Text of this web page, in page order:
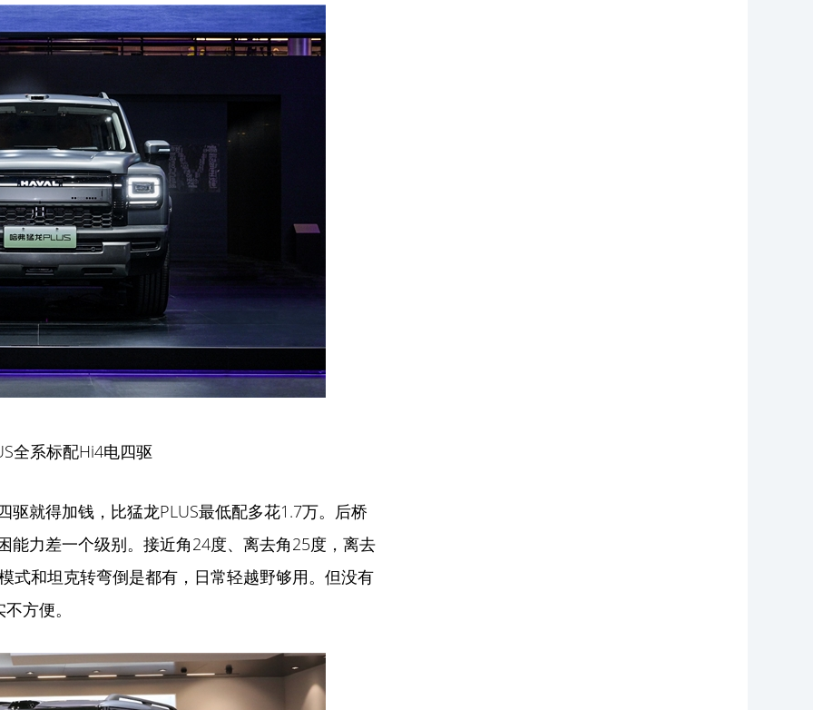
全系标配Hi4电四驱
驱就得加钱，比猛龙PLUS最低配多花1.7万。后桥
力差一个级别。接近角24度、离去角25度，离去
式和坦克转弯倒是都有，日常轻越野够用。但没有
方便。